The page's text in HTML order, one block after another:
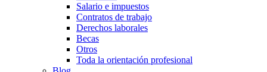
Salario e impuestos
Contratos de trabajo
Derechos laborales
Becas
Otros
Toda la orientación profesional